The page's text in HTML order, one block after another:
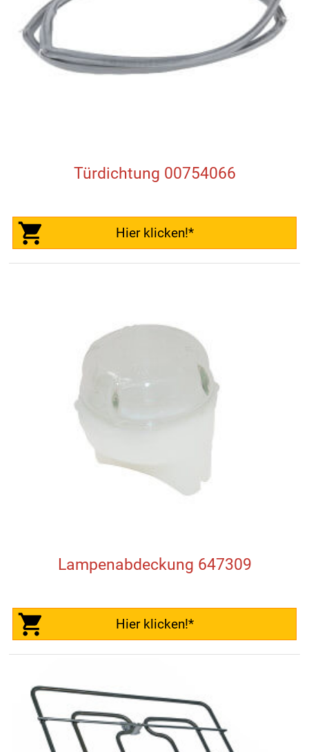
Türdichtung 00754066
Hier klicken!*
Lampenabdeckung 647309
Hier klicken!*